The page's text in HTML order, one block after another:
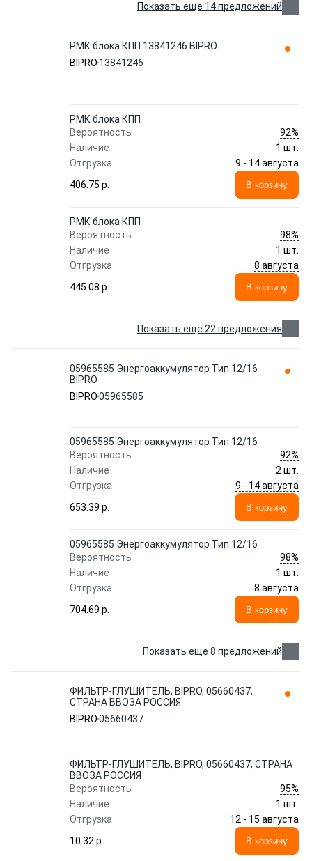
Показать еще 14 предложений
РМК блока КПП 13841246 BIPRO
BIPRO 13841246
РМК блока КПП
Вероятность
92%
Наличие
1 шт.
Отгрузка
9 - 14 августа
406.75 p.
В корзину
РМК блока КПП
Вероятность
98%
Наличие
1 шт.
Отгрузка
8 августа
445.08 p.
В корзину
Показать еще 22 предложения
05965585 Энергоаккумулятор Тип 12/16
BIPRO
BIPRO05965585
05965585 Энергоаккумулятор Тип 12/16
Вероятность
92%
Наличие
2 шт.
Отгрузка
9 - 14 августа
653.39 p.
В корзину
05965585 Энергоаккумулятор Тип 12/16
Вероятность
98%
Наличие
1 шт.
Отгрузка
8 августа
704.69 p.
В корзину
Показать еще 8 предложений
ФИЛЬТР-ГЛУШИТЕЛЬ, BIPRO, 05660437,
СТРАНА ВВОЗА РОССИЯ
BIPRO05660437
ФИЛЬТР-ГЛУШИТЕЛЬ, BIPRO, 05660437, СТРАНА
ВВОЗА РОССИЯ
Вероятность
95%
Наличие
1 шт.
Отгрузка
12 - 15 августа
10.32 p.
В корзину